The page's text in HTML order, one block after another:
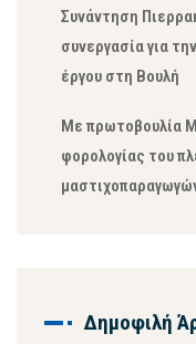
Συνάντηση
συνεργασία για
έργου στη Βουλή
Με πρωτοβουλία
φορολογίας του
Δημοφιλή